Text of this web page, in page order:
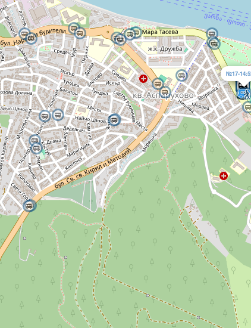
№17-